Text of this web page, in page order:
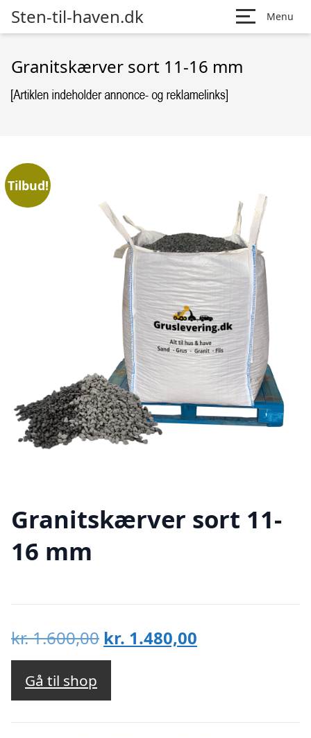
Sten-til-haven.dk Menu
Granitskærver sort 11-16 mm
Tilbud!
Granitskærver sort 11-
16 mm
kr.1.600,00 Den
oprindelige
var:
kr. 1.600,00.
kr. 1.480,00
kr. 1.480,00.
Gå til shop